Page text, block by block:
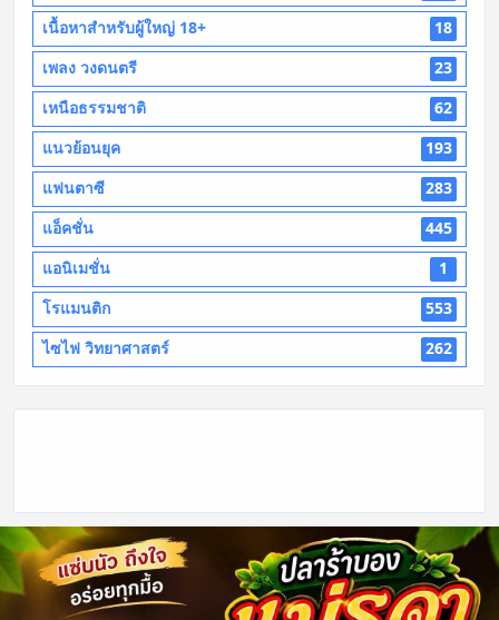
เนื้อหาสำหรับผู้ใหญ่ 18+
18
เพลง วงดนตรี
23
เหนือธรรมชาติ
62
แนวย้อนยุค
193
แฟนตาซี
283
แอ็คชั่น
445
แอนิเมชั่น
1
โรแมนติก
553
ไซไฟ วิทยาศาสตร์
262